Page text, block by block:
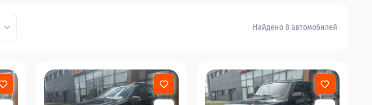
Найдено 8 автомобилей